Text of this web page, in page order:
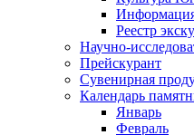
Реестр
Научно-
Прейскурант
Сувенирная
Календарь
Январь
Февраль